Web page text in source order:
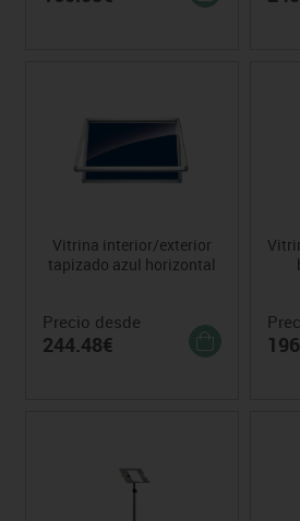
Vitrina interior/exterior
tapizado azul horizontal
Precio desde
244.48€